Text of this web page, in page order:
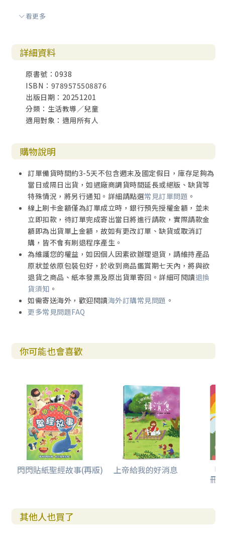
洪英正推薦
靈魂的共鳴。對於渴望陪伴孩子健康成長的家長，以及尋求
兒童全人教育資源的教育者而言，這本書提供了難得的整合
性解決方案—在神的愛中，讓孩子的心靈與情緒同步茁壯成
長。
------------------------------------------------------------
------------------------------------------------
✦吳獻章，華神舊約教授
✦洪中夫，中華發光使命協會秘書長、體驗教育引導員、培訓
講師
✦劉清虔，美和科大社會工作系退休副教授、高雄真道神學院
系統神學副教授
✦劉幸兒，資深諮商心理師、資深完形治療師及專業諮商督導
✦黃芊芊，兒童主日學教師、家長
看更多
詳細資料
原書號：0938
ISBN：9789575508876
出版日期：20251201
分類：生活教導／兒童
適用對象：適用所有人
購物說明
訂單備貨時間約3-5天不包含週末及國定假日，庫存足夠為
當日或隔日出貨，如遇廠商調貨時間延長或絕版、缺貨等
特殊情況，將另行通知。詳細請點選常見訂單問題 。
線上刷卡金額僅為訂單成立時，銀行預先授權金額，並未
立即扣款，待訂單完成寄出當日將進行請款，實際請款金
額即為出貨單上金額，故如有更改訂單、缺貨或取消訂
購，皆不會有刷退程序產生。
為維護您的權益，如因個人因素欲辦理退貨，請維持產品
原狀並依原包裝包好，於收到商品鑑賞期七天內，將與欲
退貨之商品、紙本發票及原出貨單寄回。詳細可閱讀退換
貨須知 。
如需寄送海外，歡迎閱讀海外訂購常見問題 。
更多常見問題FAQ
你可能也會喜歡
閃閃貼紙聖經故事(再版) 上帝給我的好消息 「
冊
其他人也買了